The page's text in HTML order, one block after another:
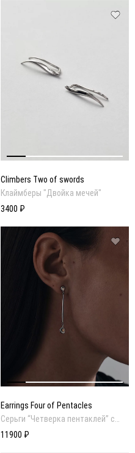
Climbers Two of swords
Клаймберы "Двойка мечей"
3400 ₽
Earrings Four of Pentacles
Серьги “Четверка пентаклей” с
подвесками со вставками из
натурального цитрина
11900 ₽